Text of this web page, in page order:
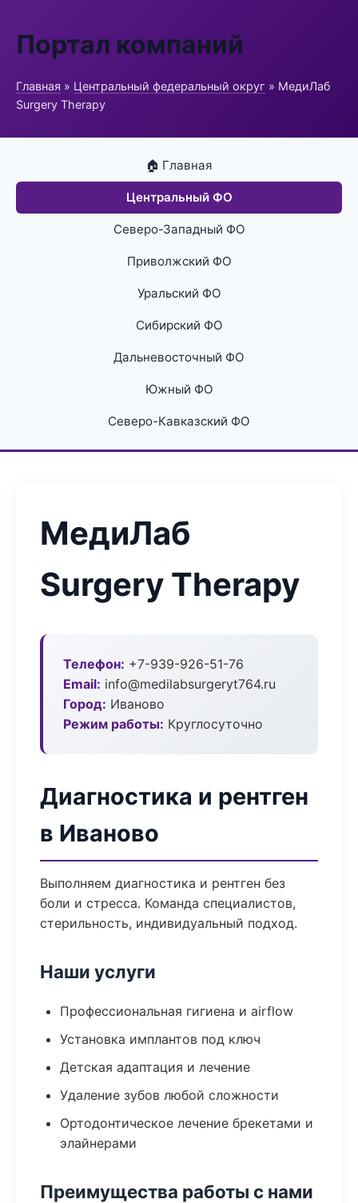
Портал компаний
Главная » Центральный федеральный округ » МедиЛаб
Surgery Therapy
🏠 Главная
Центральный ФО
Северо-Западный ФО
Приволжский ФО
Уральский ФО
Сибирский ФО
Дальневосточный ФО
Южный ФО
Северо-Кавказский ФО
МедиЛаб
Surgery Therapy
Телефон: +7-939-926-51-76
Email: info@medilabsurgeryt764.ru
Город: Иваново
Режим работы: Круглосуточно
Диагностика и рентген
в Иваново
Выполняем диагностика и рентген без
боли и стресса. Команда специалистов,
стерильность, индивидуальный подход.
Наши услуги
Профессиональная гигиена и airflow
Установка имплантов под ключ
Детская адаптация и лечение
Удаление зубов любой сложности
Ортодонтическое лечение брекетами и
элайнерами
Преимущества работы с нами